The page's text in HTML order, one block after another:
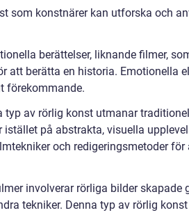
som konstnärer kan utforska och
berättelser, liknande filmer,
att berätta en historia. Emotionella
förekommande.
typ av rörlig konst utmanar
på abstrakta, visuella
och redigeringsmetoder för
involverar rörliga bilder skapade
tekniker. Denna typ av rörlig